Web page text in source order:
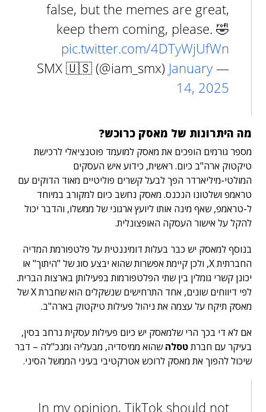
false, but the memes are great,
keep them coming, please. 🤣
pic.twitter.com/4DTyWjUfWn
— SMX 🇺🇸 (@iam_smx)
January
14, 2025
מה היתרונות של מאסק כרוכש?
מספר גורמים הופכים את מאסק למועמד פוטנציאלי לרכישת
טיקטוק ארה"ב כיום. ראשית, כידוע איש העסקים
המולטי-מיליארדר הפך לבעל קשרים פוליטיים מאוד הדוקים עם
טראמפ ושלטונו הנכנס. מאסק נחשב כיום למקורב במיוחד
ל-טראמפ, שאף מינה אותו ליועץ ארגוני של ממשלו, והדבר יכול
להקל על אישור העסקה האופצונלית.
בנוסף למאסק יש כבר בעלות דומיננטית על פלטפורמת המדיה
החברתית X, ולכן קיימת אפשרות שהוא יבצע סוג של "היתוך" או
יכונן קשרי גומלין בין שתי הפלטפורמות בפעילותן בארצות הברית.
לפי דיווחים שונים, אחד התרחישים שנשקלים הוא שחברת X של
מאסק תיקח על עצמה את ניהול פעילות טיקטוק בארה"ב.
אם לא די בכך הרי שלמאסק יש כיום פעילות עסקית נרחב בסין,
בעיקר עם חברתטסלהשהוא ממיסדיה, מבעליה ומנכ"לה – דבר
שיכול להפוך את מאסק לרוכש אטרקטיבי בעיני הממשל הסיני.
In my opinion, TikTok should not